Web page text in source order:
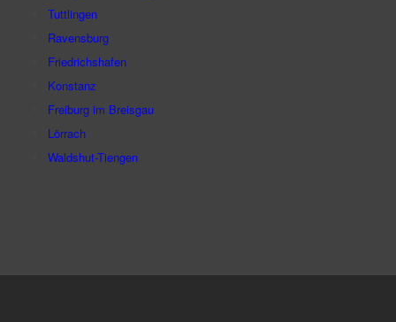
Tuttlingen
Ravensburg
Friedrichshafen
Konstanz
Freiburg im Breisgau
Lörrach
Waldshut-Tiengen